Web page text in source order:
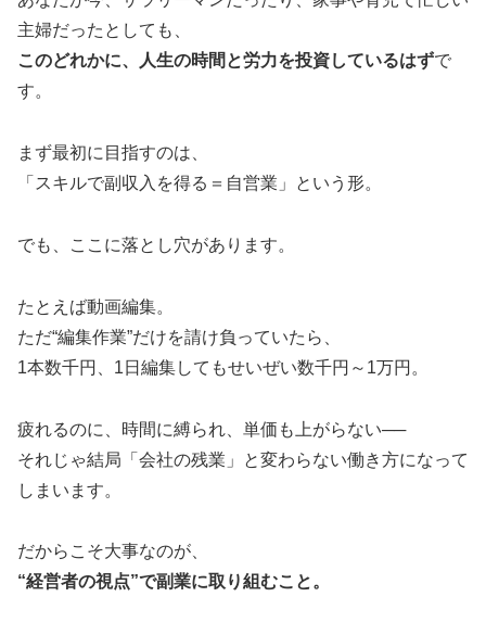
主婦だったとしても、
このどれかに、人生の時間と労力を投資しているはずで
す。
まず最初に目指すのは、
「スキルで副収入を得る＝自営業」という形。
でも、ここに落とし穴があります。
たとえば動画編集。
ただ“編集作業”だけを請け負っていたら、
1本数千円、1日編集してもせいぜい数千円～1万円。
疲れるのに、時間に縛られ、単価も上がらない──
それじゃ結局「会社の残業」と変わらない働き方になって
しまいます。
だからこそ大事なのが、
“経営者の視点”で副業に取り組むこと。